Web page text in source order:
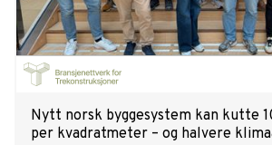
Nytt norsk byggesystem kan kutte
per kvadratmeter – og halvere